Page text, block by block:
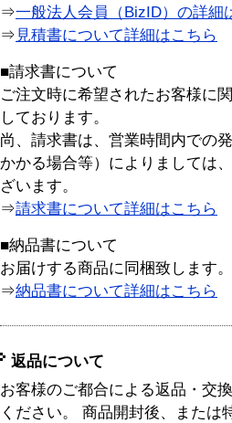
⇒一般法人会員（BizID）の詳細
⇒ 見積書について詳細はこちら
■請求書について
ご注文時に希望されたお客様に
しております。
尚、請求書は、営業時間内での
かかる場合等）によりましては
ざいます。
⇒請求書について詳細はこちら
■納品書について
お届けする商品に同梱致します。
⇒納品書について詳細はこちら
返品について
お客様のご都合による返品・交
ください。 商品開封後、または